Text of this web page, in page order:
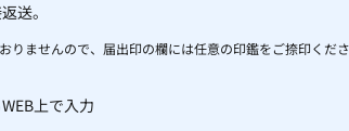
送。
ませんので、届出印の欄には任意の印鑑をご捺印くださ
上で入力